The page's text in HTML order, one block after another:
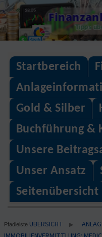
Skip
to
content
Tipps
Startbereich
Gold & Silber
Buchführung &
Unsere
Unser Ansatz
Seitenübersicht
Pfadleiste ÜBERSICHT ▶